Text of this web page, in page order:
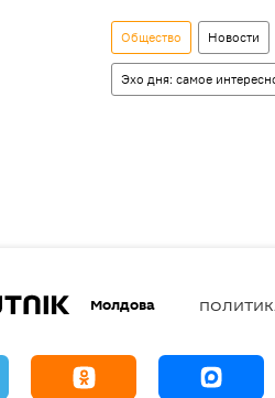
Общество Новости
Эхо дня: самое
Молдова